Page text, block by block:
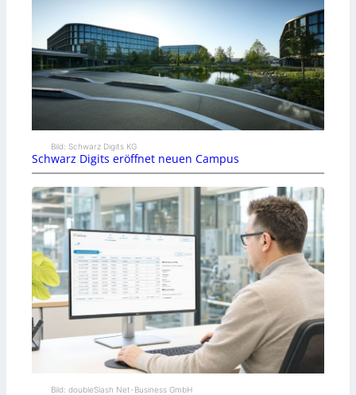
Bild: Schwarz Digits KG
Schwarz Digits eröffnet neuen Campus
Bild: doubleSlash Net-Business GmbH